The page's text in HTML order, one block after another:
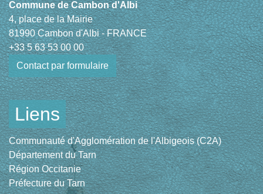
Commune de Cambon d'Albi
4, place de la Mairie
81990 Cambon d'Albi - FRANCE
+33 5 63 53 00 00
Contact par formulaire
Liens
Communauté d'Agglomération de l'Albigeois (C2A)
Département du Tarn
Région Occitanie
Préfecture du Tarn